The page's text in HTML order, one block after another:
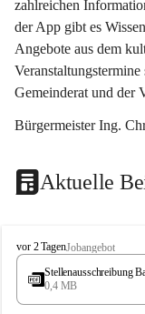
zahlreichen
der App gibt es
Angebote aus dem
Gemeinderat und der
Bürgermeister Ing.
Aktuelle
S
t
s
vor 2 TagenJobangebot
Stellenausschreibung
0,4 MB